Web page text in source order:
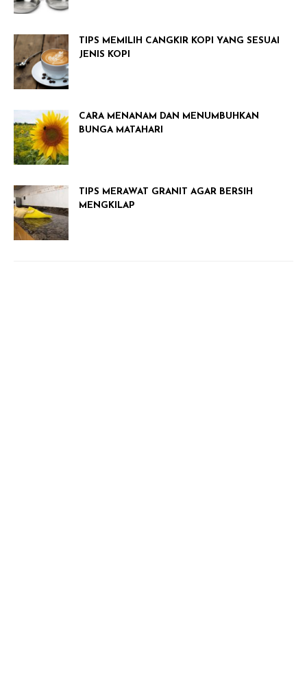
TIPS MEMILIH CANGKIR KOPI YANG SESUAI
JENIS KOPI
CARA MENANAM DAN MENUMBUHKAN
BUNGA MATAHARI
TIPS MERAWAT GRANIT AGAR BERSIH
MENGKILAP